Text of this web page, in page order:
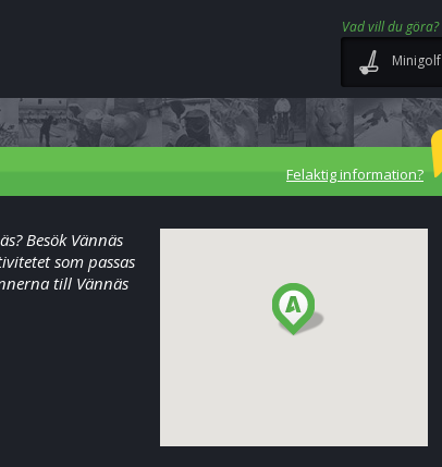
Vad vill du göra?
Minigolf
Felaktig information?
Besök Vännäs
som passas
till Vännäs